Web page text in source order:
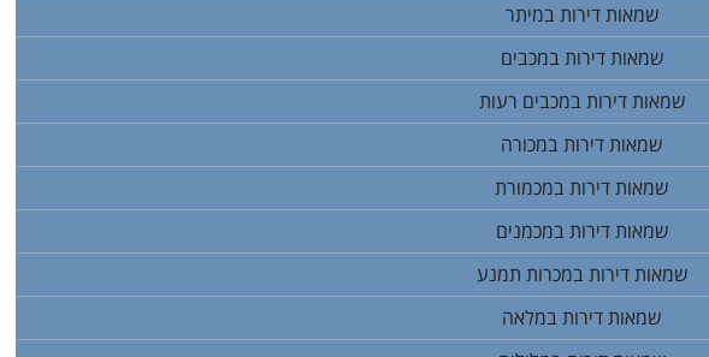
שמאות דירות במיתר
שמאות דירות במכבים
שמאות דירות במכבים רעות
שמאות דירות במכורה
שמאות דירות במכמורת
שמאות דירות במכמנים
שמאות דירות במכרות תמנע
שמאות דירות במלאה